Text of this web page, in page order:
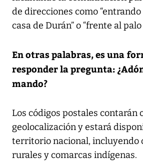
de direcciones como
casa de Durán” o “frente al palo
En otras palabras, es una
responder la pregunta:
mando?
Los códigos postales contarán
geolocalización y estará
territorio nacional, incluyendo
rurales y comarcas indígenas.